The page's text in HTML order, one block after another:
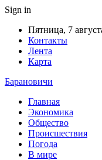
Sign in
Пятница, 7
Контакты
Лента
Карта
Барановичи
Главная
Экономика
Общество
Происшествия
Погода
В мире